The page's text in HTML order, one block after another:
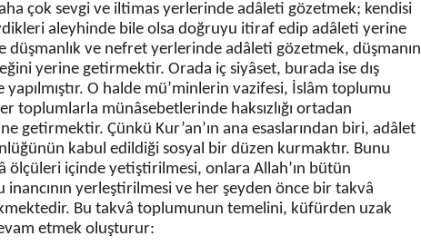
çok sevgi ve iltimas yerlerinde adâleti gözetmek; kendisi
aleyhinde bile olsa doğruyu itiraf edip adâleti yerine
ve nefret yerlerinde adâleti gözetmek, düşmanın
yerine getirmektir. Orada iç siyâset, burada ise dış
O halde mü’minlerin vazifesi, İslâm toplumu
toplumlarla münâsebetlerinde haksızlığı ortadan
getirmektir. Çünkü Kur’an’ın ana esaslarından biri, adâlet
kabul edildiği sosyal bir düzen kurmaktır. Bunu
içinde yetiştirilmesi, onlara Allah’ın bütün
yerleştirilmesi ve her şeyden önce bir takvâ
Bu takvâ toplumunun temelini, küfürden uzak
etmek oluşturur: